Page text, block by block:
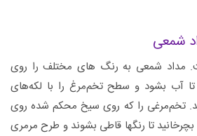
شمعی
شمعی به رنگ های مختلف را روی
آب بشود و سطح تخم‌مرغ را با لکه‌های
تخم‌مرغی را که روی سیخ محکم شده روی
تا رنگها قاطی بشوند و طرح مرمری